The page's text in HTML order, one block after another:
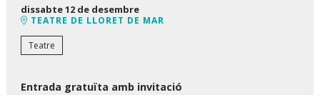
dissabte 12 de desembre
TEATRE DE LLORET DE MAR
Teatre
Entrada gratuïta amb invitació